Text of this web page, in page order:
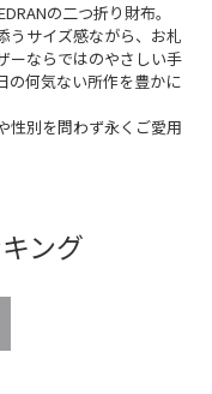
の二つ折り財布。
うサイズ感ながら、お札
ーならではのやさしい手
の何気ない所作を豊かに
性別を問わず永くご愛用
ング